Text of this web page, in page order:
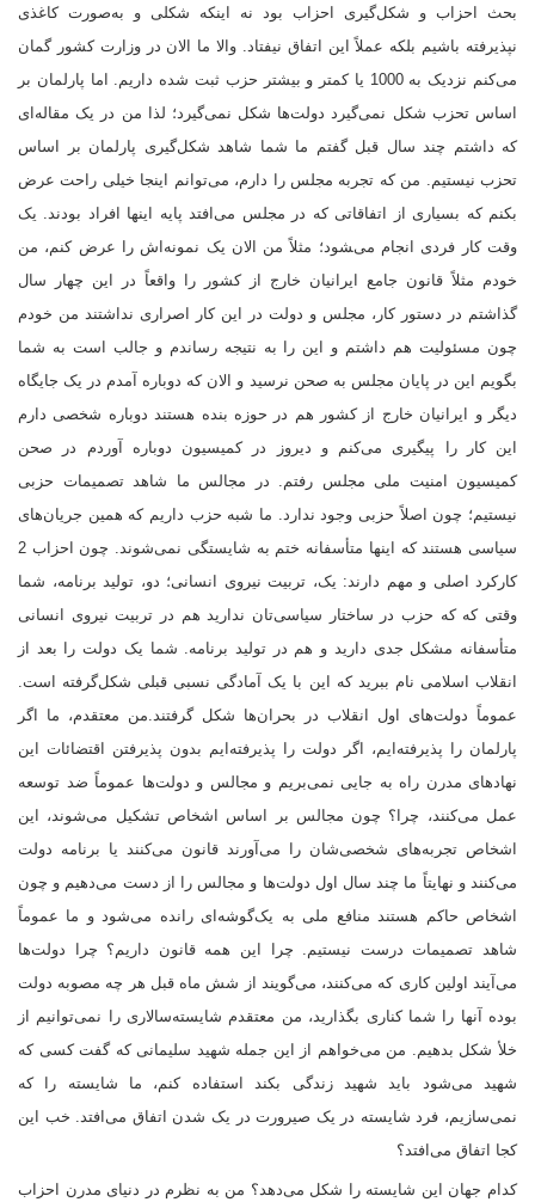
بحث احزاب و شکل‌گیری احزاب بود نه اینکه شکلی و به‌صورت کاغذی
نپذیرفته باشیم بلکه عملاً این اتفاق نیفتاد. والا ما الان در وزارت کشور گمان
می‌کنم نزدیک به 1000 یا کمتر و بیشتر حزب ثبت شده داریم. اما پارلمان بر
اساس تحزب شکل نمی‌گیرد دولت‌ها شکل نمی‌گیرد؛ لذا من در یک مقاله‌ای
که داشتم چند سال قبل گفتم ما شما شاهد شکل‌گیری پارلمان بر اساس
تحزب نیستیم. من که تجربه مجلس را دارم، می‌توانم اینجا خیلی راحت عرض
بکنم که بسیاری از اتفاقاتی که در مجلس می‌افتد پایه اینها افراد بودند. یک
وقت کار فردی انجام می‌‍شود؛ مثلاً من الان یک نمونه‌اش را عرض کنم، من
خودم مثلاً قانون جامع ایرانیان خارج از کشور را واقعاً در این چهار سال
گذاشتم در دستور کار، مجلس و دولت در این کار اصراری نداشتند من خودم
چون مسئولیت هم داشتم و این را به نتیجه رساندم و جالب است به شما
بگویم این در پایان مجلس به صحن نرسید و الان که دوباره آمدم در یک جایگاه
دیگر و ایرانیان خارج از کشور هم در حوزه بنده هستند دوباره شخصی دارم
این کار را پیگیری می‌کنم و دیروز در کمیسیون دوباره آوردم در صحن
کمیسیون امنیت ملی مجلس رفتم. در مجالس ما شاهد تصمیمات حزبی
نیستیم؛ چون اصلاً حزبی وجود ندارد. ما شبه حزب داریم که همین جریان‌های
سیاسی هستند که اینها متأسفانه ختم به شایستگی نمی‌شوند. چون احزاب 2
کارکرد اصلی و مهم دارند: یک، تربیت نیروی انسانی؛ دو، تولید برنامه، شما
وقتی‌ که که حزب در ساختار سیاسی‌تان ندارید هم در تربیت نیروی انسانی
متأسفانه مشکل جدی دارید و هم در تولید برنامه. شما یک دولت را بعد از
انقلاب اسلامی نام ببرید که این با یک آمادگی نسبی قبلی شکل‌گرفته است.
عموماً دولت‌های اول انقلاب در بحران‌ها شکل گرفتند.من معتقدم، ما اگر
پارلمان را پذیرفته‌ایم، اگر دولت را پذیرفته‌ایم بدون پذیرفتن اقتضائات این
نهادهای مدرن راه به جایی نمی‌بریم و مجالس و دولت‌ها عموماً ضد توسعه
عمل می‌کنند، چرا؟ چون مجالس بر اساس اشخاص تشکیل می‌شوند، این
اشخاص تجربه‌های شخصی‌شان را می‌آورند قانون می‌کنند یا برنامه دولت
می‌کنند و نهایتاً ما چند سال اول دولت‌ها و مجالس را از دست می‌دهیم و چون
اشخاص حاکم هستند منافع ملی به یک‌گوشه‌ای رانده می‌شود و ما عموماً
شاهد تصمیمات درست نیستیم. چرا این‌ همه قانون داریم؟ چرا دولت‌ها
می‌آیند اولین کاری که می‌کنند، می‌گویند از شش ماه قبل هر چه مصوبه دولت
بوده آنها را شما کناری بگذارید، من معتقدم شایسته‌سالاری را نمی‌توانیم از
خلأ شکل بدهیم. من می‌خواهم از این جمله شهید سلیمانی که گفت کسی که
شهید می‌شود باید شهید زندگی بکند استفاده کنم، ما شایسته را که
نمی‌سازیم، فرد شایسته در یک صیرورت در یک شدن اتفاق می‌افتد. خب این
کجا اتفاق می‌افتد؟
کدام جهان این شایسته را شکل می‌دهد؟ من به نظرم در دنیای مدرن احزاب